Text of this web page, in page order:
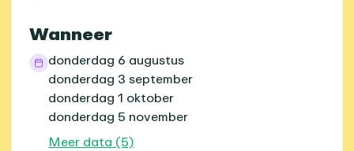
Wanneer
donderdag 6 augustus
donderdag 3 september
donderdag 1 oktober
donderdag 5 november
Meer data (5)